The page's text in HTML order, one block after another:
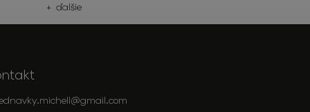
+ ďalšie
@gmail.com